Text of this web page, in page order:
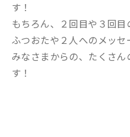
す！
もちろん、２回目や３回目
ふつおたや２人へのメッセ
みなさまからの、たくさ
す！